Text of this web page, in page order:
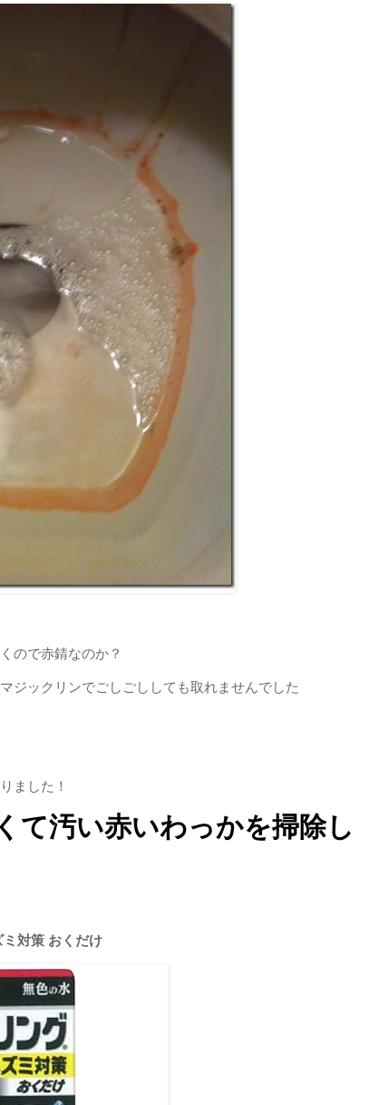
ので赤錆なのか？
ジックリンでごしごししても取れませんでした
ました！
て汚い赤いわっかを掃除し
ミ対策 おくだけ